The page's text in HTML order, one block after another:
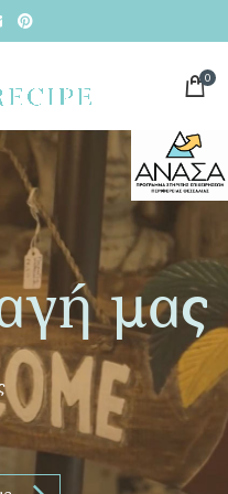
0
μας